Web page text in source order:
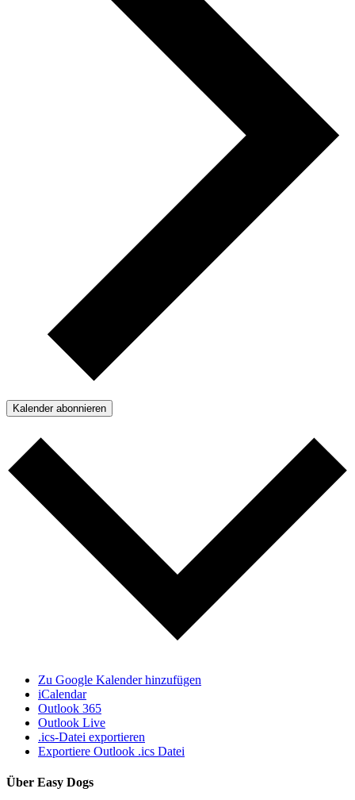
Kalender abonnieren
Zu Google Kalender hinzufügen
iCalendar
Outlook 365
Outlook Live
.ics-Datei exportieren
Exportiere Outlook .ics Datei
Über Easy Dogs